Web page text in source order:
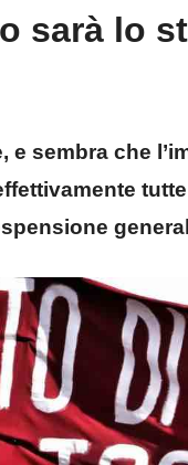
sarà lo
sembra che